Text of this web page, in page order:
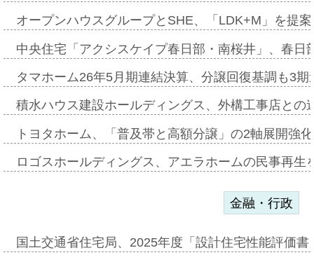
オープンハウスグループとSHE、「LDK+M」を提
中央住宅「アクシスケイプ春日部・南桜井」、春
タマホーム26年5月期連結決算、分譲回復基調も3
積水ハウス建設ホールディングス、外構工事店と
トヨタホーム、「普及帯と高額分譲」の2軸展開強
ロゴスホールディングス、アエラホームの民事再
金融・行政
国土交通省住宅局、2025年度「設計住宅性能評価